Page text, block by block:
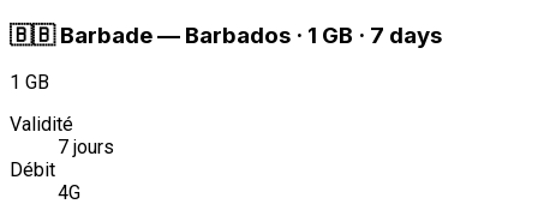
🇧🇧 Barbade— Barbados · 1 GB · 7 days
1 GB
Validité
7 jours
Débit
4G